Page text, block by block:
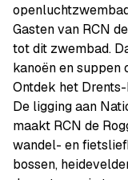
Gasten van RCN
tot dit zwembad.
kanoën en suppen
Ontdek het
De ligging aan
maakt RCN de
wandel- en
bossen,